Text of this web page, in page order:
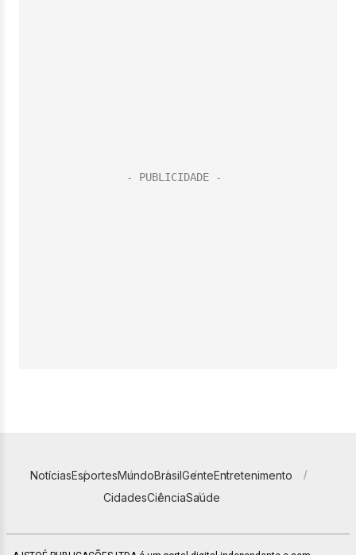
NotíciasEsportesMundoBrasilGenteEntretenimento
CidadesCiênciaSaúde